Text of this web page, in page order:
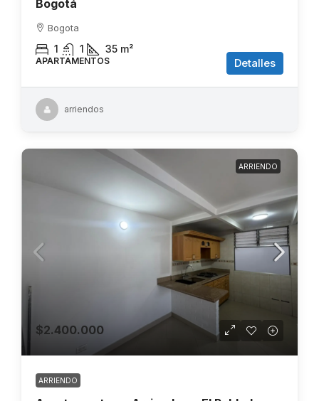
Bogotá
Bogota
1 1 35 m²
APARTAMENTOS Detalles
arriendos
ARRIENDO
$2.400.000
ARRIENDO